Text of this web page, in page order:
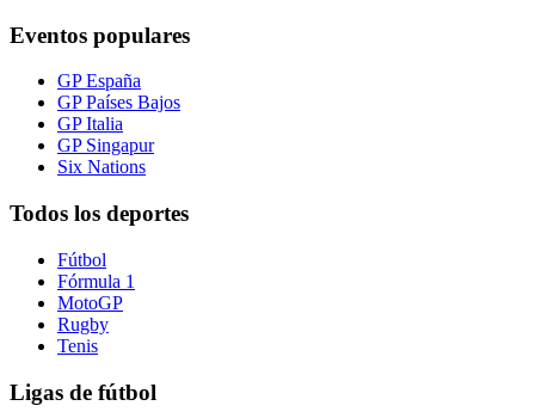
Eventos populares
GP España
GP Países Bajos
GP Italia
GP Singapur
Six Nations
Todos los deportes
Fútbol
Fórmula 1
MotoGP
Rugby
Tenis
Ligas de fútbol